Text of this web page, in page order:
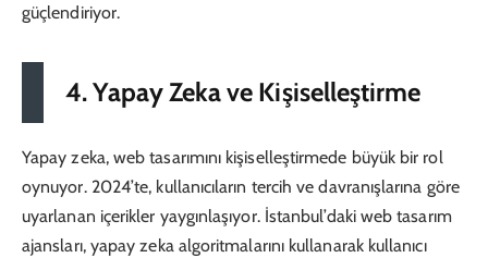
güçlendiriyor.
4. Yapay Zeka ve Kişiselleştirme
Yapay zeka, web tasarımını kişiselleştirmede büyük bir rol
oynuyor. 2024’te, kullanıcıların tercih ve davranışlarına göre
uyarlanan içerikler yaygınlaşıyor. İstanbul’daki web tasarım
ajansları, yapay zeka algoritmalarını kullanarak kullanıcı